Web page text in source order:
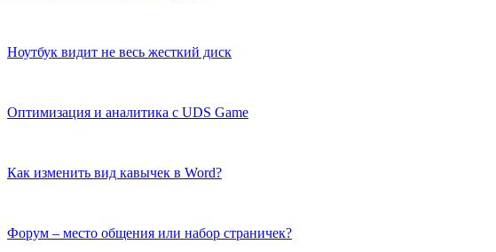
Ноутбук видит не весь жесткий диск
Оптимизация и аналитика с UDS Game
Как изменить вид кавычек в Word?
Форум – место общения или набор страничек?